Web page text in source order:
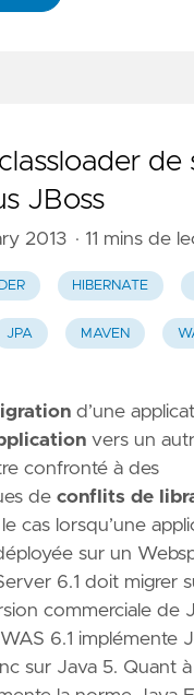
de
JBoss
2013 · 11 mins de
HIBERNATE
JPA MAVEN
d’une
vers un
confronté à des
de conflits de
cas lorsqu’une
sur un
6.1 doit migrer
commerciale de
6.1 implémente
sur Java 5. Quant à